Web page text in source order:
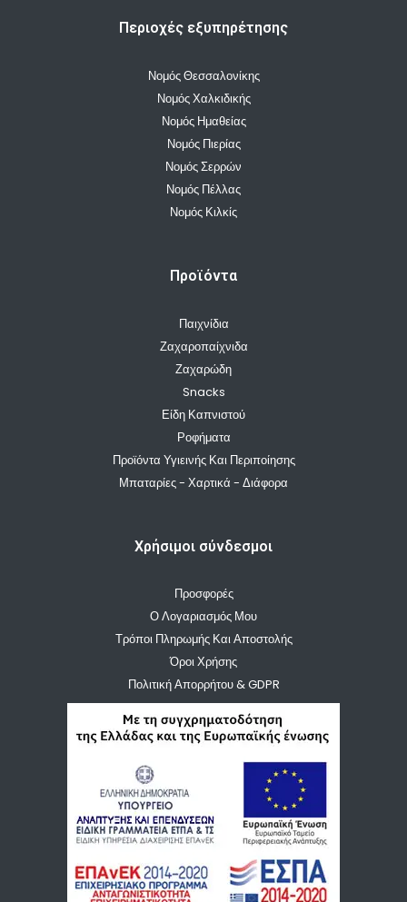
Περιοχές εξυπηρέτησης
Νομός Θεσσαλονίκης
Νομός Χαλκιδικής
Νομός Ημαθείας
Νομός Πιερίας
Νομός Σερρών
Νομός Πέλλας
Νομός Κιλκίς
Προϊόντα
Παιχνίδια
Ζαχαροπαίχνιδα
Ζαχαρώδη
Snacks
Είδη Καπνιστού
Ροφήματα
Προϊόντα Υγιεινής Και Περιποίησης
Μπαταρίες - Χαρτικά - Διάφορα
Χρήσιμοι σύνδεσμοι
Προσφορές
Ο Λογαριασμός Μου
Τρόποι Πληρωμής Και Αποστολής
Όροι Χρήσης
Πολιτική Απορρήτου & GDPR